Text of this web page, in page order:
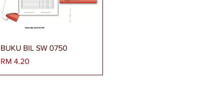
Paparan Segera
BUKU BIL SW 0750
Harga
RM 4.20